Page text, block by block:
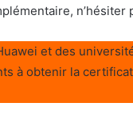
et des
à obtenir la